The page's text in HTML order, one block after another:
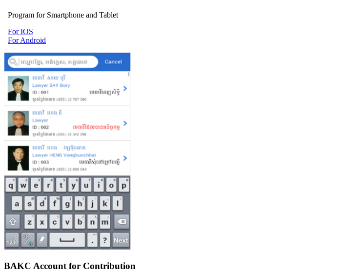
Program for Smartphone and Tablet
For IOS
For Android
BAKC Account for Contribution